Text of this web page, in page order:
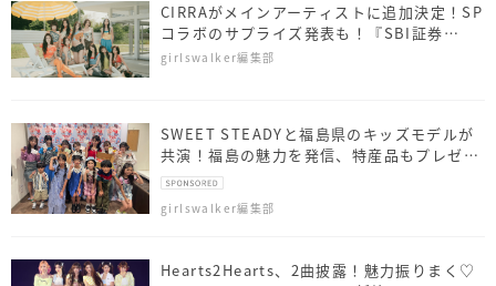
CIRRAがメインアーティストに追加決定！SP
コラボのサプライズ発表も！『SBI証券
presents TGC 北九州 2026』
girlswalker編集部
SWEET STEADYと福島県のキッズモデルが
共演！福島の魅力を発信、特産品もプレゼン
ト
girlswalker編集部
Hearts2Hearts、2曲披露！魅力振りまく♡